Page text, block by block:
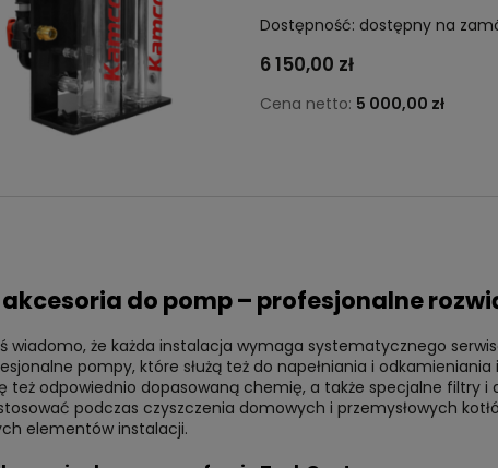
Dostępność: dostępny na
6 150,00 zł
Cena netto: 5 000,00 zł
akcesoria do pomp – profesjonalne
wiadomo, że każda instalacja wymaga systematycznego
pompy, które służą też do napełniania i
też odpowiednio dopasowaną chemię, a także specjalne filtry
podczas czyszczenia domowych i przemysłowych
elementów instalacji.